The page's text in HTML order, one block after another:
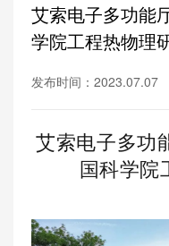
艾索电子多功能
学院工程热物理
发布时间：2023.07.07
艾索电子多功
国科学院